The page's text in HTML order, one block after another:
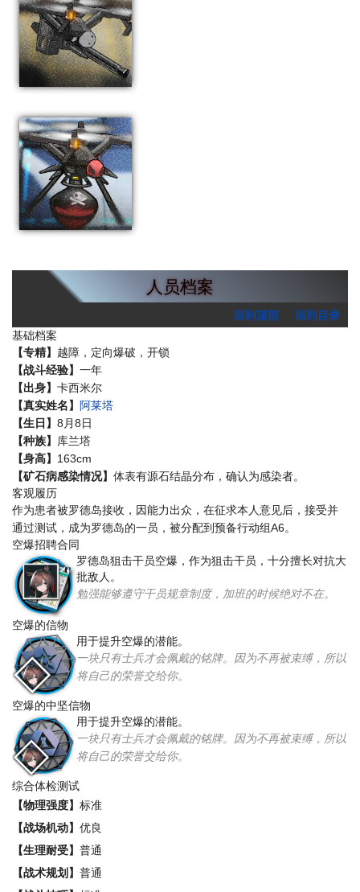
人员档案
回到顶部
回到目录
基础档案
【专精】 越障，定向爆破，开锁
【战斗经验】 一年
【出身】 卡西米尔
【真实姓名】
阿莱塔
【生日】 8月8日
【种族】 库兰塔
【身高】 163cm
【矿石病感染情况】 体表有源石结晶分布，确认为感染者。
客观履历
作为患者被罗德岛接收，因能力出众，在征求本人意见后，接受并
通过测试，成为罗德岛的一员，被分配到预备行动组A6。
空爆招聘合同
罗德岛狙击干员空爆，作为狙击干员，十分擅长对抗大
批敌人。
勉强能够遵守干员规章制度，加班的时候绝对不在。
空爆的信物
用于提升空爆的潜能。
一块只有士兵才会佩戴的铭牌。因为不再被束缚，所以
将自己的荣誉交给你。
空爆的中坚信物
用于提升空爆的潜能。
一块只有士兵才会佩戴的铭牌。因为不再被束缚，所以
将自己的荣誉交给你。
综合体检测试
【物理强度】 标准
【战场机动】 优良
【生理耐受】 普通
【战术规划】 普通